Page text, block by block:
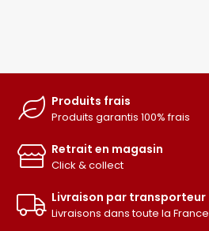
Produits frais
Produits garantis 100% frais
Retrait en magasin
Click & collect
Livraison par transporteur
Livraisons dans toute la France